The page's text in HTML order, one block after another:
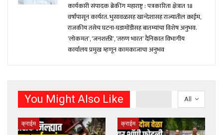
कार्यकारी संपादक ब्रेकींग महाराष्ट्र : पत्रकारिता क्षेत्रात 18
वर्षांपासून कार्यरत. भुसावळसह खान्देशासह राज्यातील क्राईम,
राजकीय तसेच घटना-घडामोंडीसह बातम्यांचा विशेष अनुभव.
‘लोकमत’, ‘जनशक्ती’, ‘तरुण भारत’ दैनिकात विभागीय
कार्यालय प्रमुख म्हणून कामकाजाचा अनुभव
All
You Might Also Like
क्राईम क्राईम